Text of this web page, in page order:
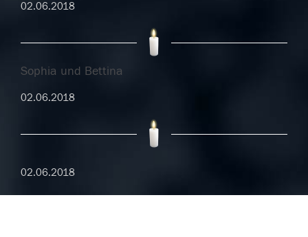
02.06.2018
Sophia und Bettina
02.06.2018
02.06.2018